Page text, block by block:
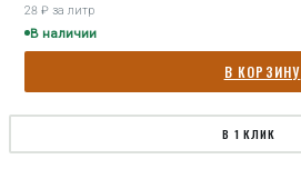
28 ₽ за литр
В наличии
В КОРЗИНУ
В 1 КЛИК